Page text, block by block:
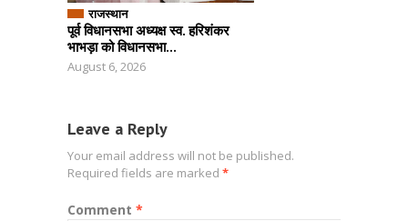
राजस्थान
पूर्व विधानसभा अध्यक्ष स्व. हरिशंकर
भाभड़ा को विधानसभा...
August 6, 2026
Leave a Reply
Your email address will not be published.
Required fields are marked *
Comment *